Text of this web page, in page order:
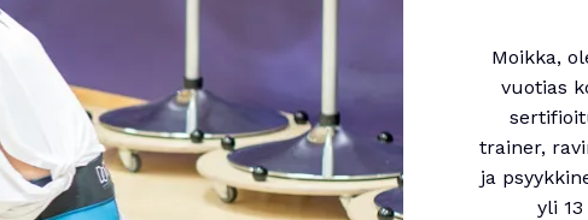
Moikka,
vuotias
trainer,
ja
yli